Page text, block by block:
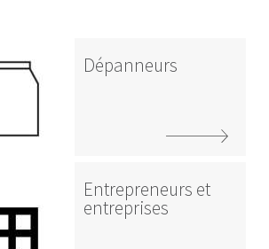
Dépanneurs
Entrepreneurs et
entreprises